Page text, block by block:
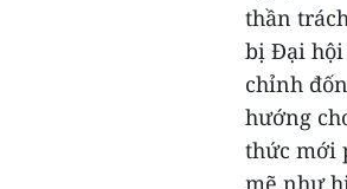
thần
bị Đại hội
chỉnh
hướng
thức mới